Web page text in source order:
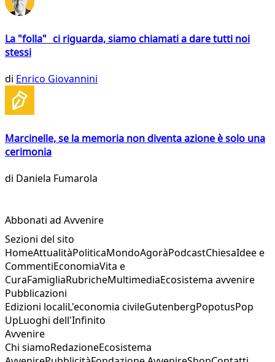
La "folla" ci riguarda, siamo chiamati a dare tutti noi
stessi
di Enrico Giovannini
Marcinelle, se la memoria non diventa azione è solo una
cerimonia
di Daniela Fumarola
Abbonati ad Avvenire
Sezioni del sito
HomeAttualitàPoliticaMondoAgoràPodcastChiesaIdee e
CommentiEconomiaVita e
CuraFamigliaRubricheMultimediaEcosistema avvenire
Pubblicazioni
Edizioni localiL'economia civileGutenbergPopotusPop
UpLuoghi dell'Infinito
Avvenire
Chi siamoRedazioneEcosistema